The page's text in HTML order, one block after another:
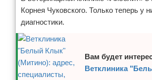
Корнея Чуковского. Только теперь у
диагностики.
Вам будет
Ветклиника